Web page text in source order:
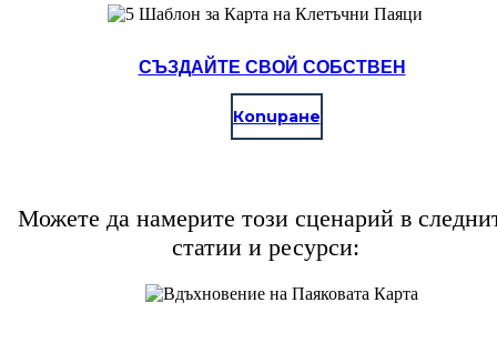
СЪЗДАЙТЕ СВОЙ СОБСТВЕН
Копиране
Можете да намерите този сценарий в
статии и ресурси: